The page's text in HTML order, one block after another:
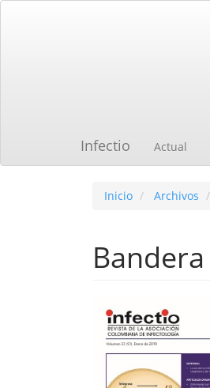
Infectio Actual
Inicio Archivos
Bandera
Barra
lateral
del